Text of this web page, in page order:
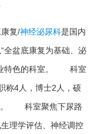
复/神经泌尿科是国内
全盆底康复为基础、泌
业特色的科室。 科室
称4人，博士2人，硕
。 科室聚焦下尿路
理学评估、神经调控